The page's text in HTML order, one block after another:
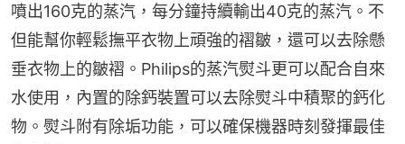
噴出160克的蒸汽，每分鐘持續輸出40克的蒸汽。不
但能幫你輕鬆撫平衣物上頑強的褶皺，還可以去除懸
垂衣物上的皺褶。Philips的蒸汽熨斗更可以配合自來
水使用，內置的除鈣裝置可以去除熨斗中積聚的鈣化
物。熨斗附有除垢功能，可以確保機器時刻發揮最佳